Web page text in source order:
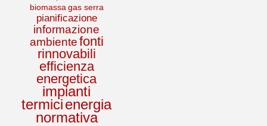
biomassa gas serra
pianificazione
informazione
ambientefonti
rinnovabili
efficienza
energetica
impianti
termicienergia
normativa